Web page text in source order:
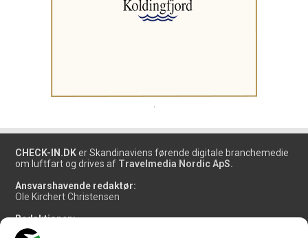
CHECK-IN.DK er Skandinaviens førende digitale branchemedie
om luftfart og drives af Travelmedia Nordic ApS.
Ansvarshavende redaktør:
Ole Kirchert Christensen
Redaktionen:
Christian Granhøj Skouboe